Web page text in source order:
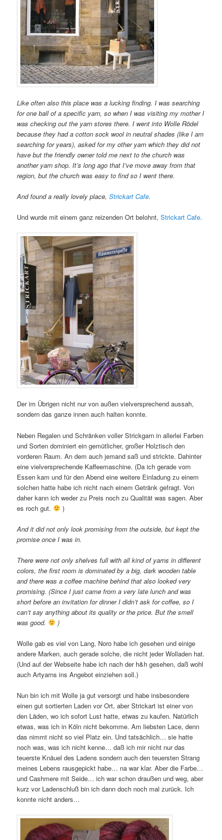
Like often also this place was a lucking finding. I was searching
for one ball of a specific yarn, so when I was visiting my mother I
was checking out the yarn stores there. I went into Wolle Rödel
because they had a cotton sock wool in neutral shades (like I am
searching for years), asked for my other yarn which they did not
have but the friendly owner told me next to the church was
another yarn shop. It’s long ago that I’ve move away from that
region, but the church was easy to find so I went there.
And found a really lovely place,Strickart Cafe.
Und wurde mit einem ganz reizenden Ort belohnt,Strickart Cafe.
Der im Übrigen nicht nur von außen vielversprechend aussah,
sondern das ganze innen auch halten konnte.
Neben Regalen und Schränken voller Strickgarn in allerlei Farben
und Sorten dominiert ein gemütlicher, großer Holztisch den
vorderen Raum. An dem auch jemand saß und strickte. Dahinter
eine vielversprechende Kaffeemaschine. (Da ich gerade vom
Essen kam und für den Abend eine weitere Einladung zu einem
solchen hatte habe ich nicht nach einem Getränk gefragt. Von
daher kann ich weder zu Preis noch zu Qualität was sagen. Aber
es roch gut.
)
And it did not only look promising from the outside, but kept the
promise once I was in.
There were not only shelves full with all kind of yarns in different
colors, the first room is dominated by a big, dark wooden table
and there was a coffee machine behind that also looked very
promising. (Since I just came from a very late lunch and was
short before an invitation for dinner I didn’t ask for coffee, so I
can’t say anything about its quality or the price. But the smell
was good.
)
Wolle gab es viel von Lang, Noro habe ich gesehen und einige
andere Marken, auch gerade solche, die nicht jeder Wolladen hat.
(Und auf der Webseite habe ich nach der h&h gesehen, daß wohl
auch Artyarns ins Angebot einziehen soll.)
Nun bin ich mit Wolle ja gut versorgt und habe insbesondere
einen gut sortierten Laden vor Ort, aber Strickart ist einer von
den Läden, wo ich sofort Lust hatte, etwas zu kaufen. Natürlich
etwas, was ich in Köln nicht bekomme. Am liebsten Lace, denn
das nimmt nicht so viel Platz ein. Und tatsächlich… sie hatte
noch was, was ich nicht kenne… daß ich mir nicht nur das
teuerste Knäuel des Ladens sondern auch den teuersten Strang
meines Lebens rausgepickt habe… na war klar. Aber die Farbe…
und Cashmere mit Seide… ich war schon draußen und weg, aber
kurz vor Ladenschluß bin ich dann doch noch mal zurück. Ich
konnte nicht anders…